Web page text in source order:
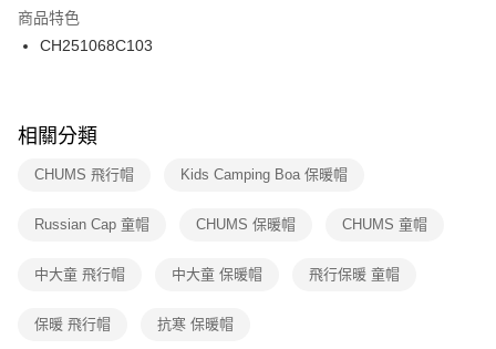
２．訂單成立數日內，您將收到繳費通知簡訊。
３．收到繳費通知簡訊後14天內，點擊此簡訊中的連結，可透過四大超商／
ATM／網路銀行／等多元方式進行付款，方視為交易完成。
※ 交易是否成功請以「AFTEE先享後付 」之結帳頁面顯示為準，若有關於
是否繳費成功／繳費後需取消欲退款等相關疑問，請聯繫「AFTEE先享後付
客戶支援中心」https://netprotections.freshdesk.com/support/home
１．透過由恩沛科技股份有限公司提供之「AFTEE先享後付」服務完成之交
權轉讓予恩沛科技股份有限公司。
３．未成年的使用者請事先徵得法定代理人或監護人之同意方可使用
付款後門市自取
每筆NT$100，滿NT$1,500(含以上)免運費
商品特色
CH251068C103
相關分類
CHUMS 飛行帽 Kids Camping Boa 保暖帽
Russian Cap 童帽 CHUMS 保暖帽 CHUMS 童帽
中大童 飛行帽 中大童 保暖帽 飛行保暖 童帽
保暖 飛行帽 抗寒 保暖帽